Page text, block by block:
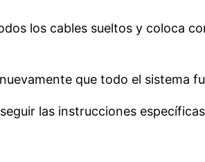
los cables sueltos y coloca
que todo el sistema
las instrucciones